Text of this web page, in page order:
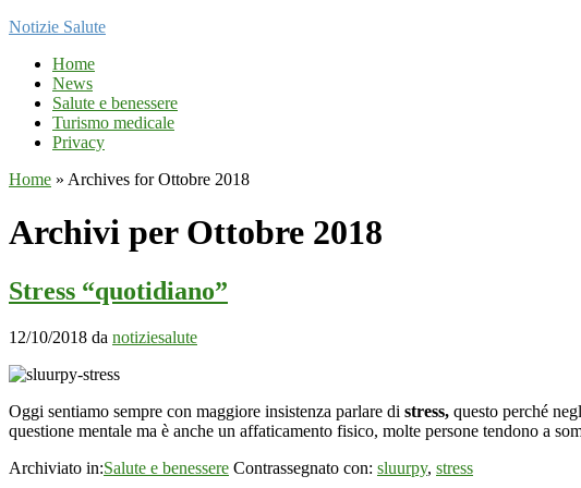
Notizie Salute
Home
News
Salute e benessere
Turismo medicale
Privacy
Home » Archives for Ottobre 2018
Archivi per Ottobre 2018
Stress “quotidiano”
12/10/2018 da notiziesalute
Oggi sentiamo sempre con maggiore insistenza parlare di stress, questo perché
questione mentale ma è anche un affaticamento fisico, molte persone tendono a
Archiviato in:Salute e benessere Contrassegnato con: sluurpy, stress